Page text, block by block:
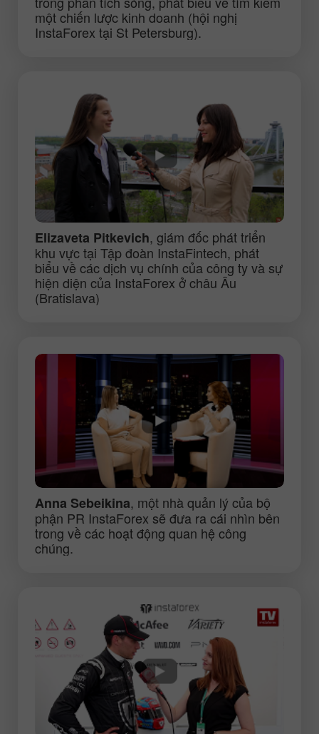
một chiến lược kinh doanh (hội nghị
InstaForex tại St Petersburg).
Elizaveta Pitkevich, giám đốc phát triển
khu vực tại Tập đoàn InstaFintech, phát
biểu về các dịch vụ chính của công ty và sự
hiện diện của InstaForex ở châu Âu
(Bratislava)
Anna Sebeikina, một nhà quản lý của bộ
phận PR InstaForex sẽ đưa ra cái nhìn bên
trong về các hoạt động quan hệ công
chúng.